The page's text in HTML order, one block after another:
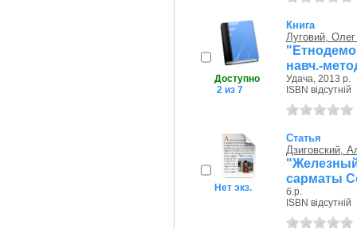
Доступно
2 из 7
Книга
Луговий,
навч.-
Удача, 2013 р.
ISBN відсутній
Нет экз.
Статья
Дзиговский,
сарматы
б.р.
ISBN відсутній